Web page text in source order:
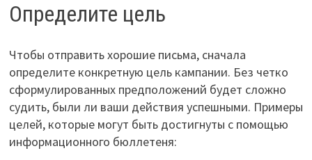
Определите цель
Чтобы отправить хорошие письма, сначала
определите конкретную цель кампании. Без четко
сформулированных предположений будет сложно
судить, были ли ваши действия успешными. Примеры
целей, которые могут быть достигнуты с помощью
информационного бюллетеня: